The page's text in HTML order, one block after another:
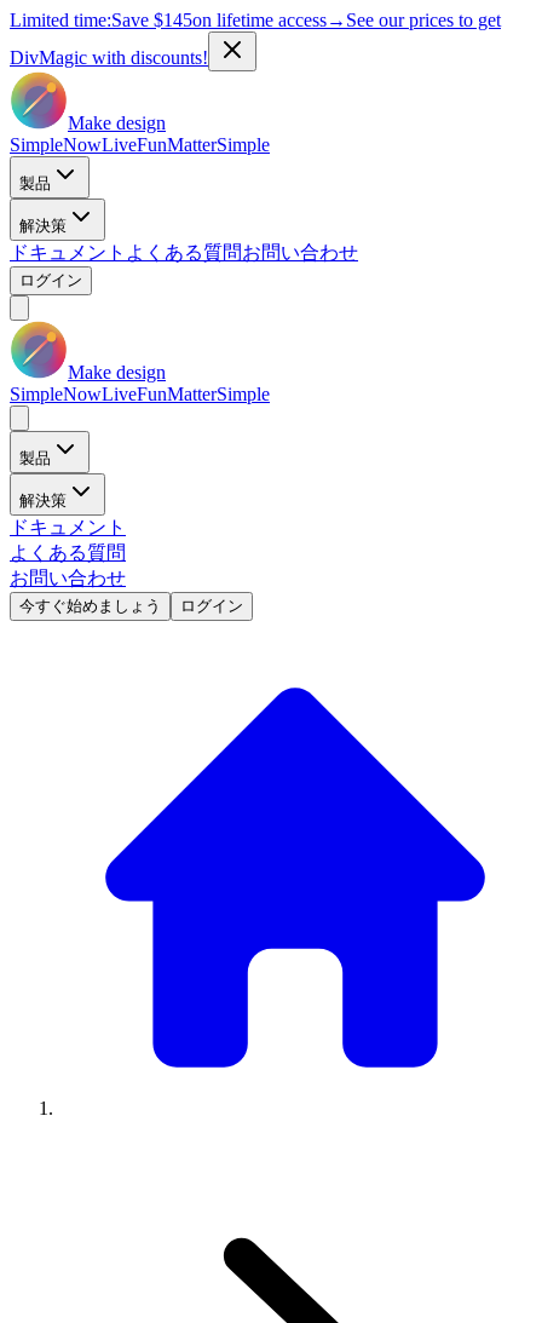
Limited time:Save $145on lifetime access→ See our prices to get
DivMagic with discounts!
Make design
SimpleNowLiveFunMatterSimple
製品
解決策
ドキュメント よくある質問お問い合わせ
ログイン
Make design
SimpleNowLiveFunMatterSimple
製品
解決策
ドキュメント
よくある質問
お問い合わせ
今すぐ始めましょう ログイン